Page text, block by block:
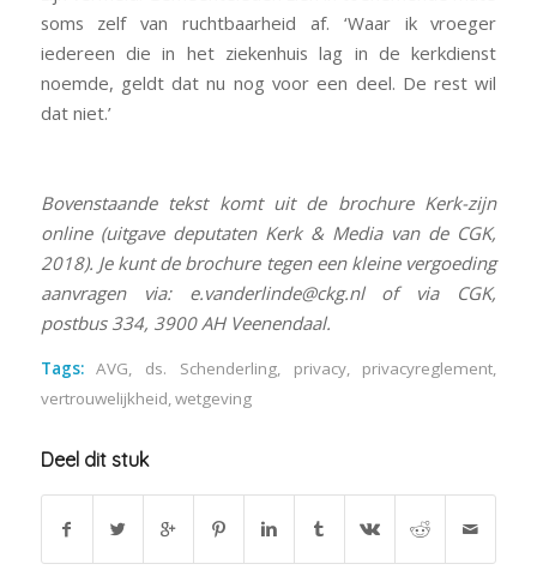
soms zelf van ruchtbaarheid af. ‘Waar ik vroeger
iedereen die in het ziekenhuis lag in de kerkdienst
noemde, geldt dat nu nog voor een deel. De rest wil
dat niet.’
Bovenstaande tekst komt uit de brochure Kerk-zijn
online (uitgave deputaten Kerk & Media van de CGK,
2018). Je kunt de brochure tegen een kleine vergoeding
aanvragen via: e.vanderlinde@ckg.nl of via CGK,
postbus 334, 3900 AH Veenendaal.
Tags: AVG, ds. Schenderling, privacy, privacyreglement,
vertrouwelijkheid,wetgeving
Deel dit stuk